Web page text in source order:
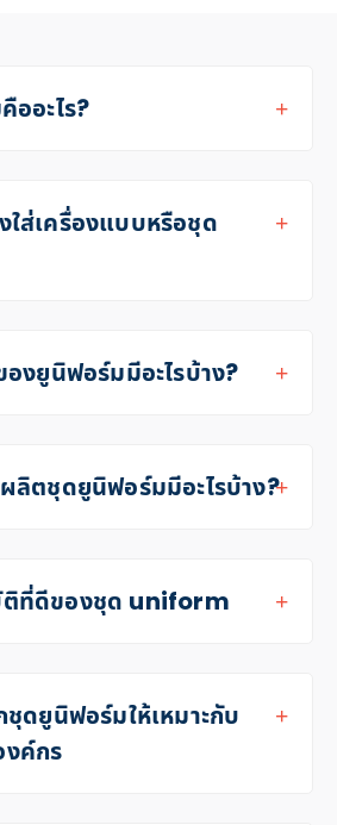
ออะไร?
ใส่เครื่องแบบหรือชุด
องยูนิฟอร์มมีอะไรบ้าง?
ลิตชุดยูนิฟอร์มมีอะไรบ้าง?
ที่ดีของชุด uniform
ชุดยูนิฟอร์มให้เหมาะกับ
ค์กร